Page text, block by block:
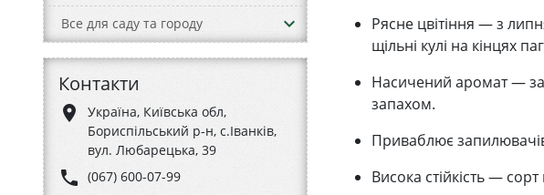
Все для саду та городу keyboard_arrow_down
Контакти
place
Україна, Київська обл,
Бориспільський р-н, с.Іванків,
вул. Любарецька, 39
phone (067) 600-07-99
Рясне цвітіння — з
щільні кулі на кінцях
Насичений аромат —
запахом.
Приваблює
Висока стійкість —